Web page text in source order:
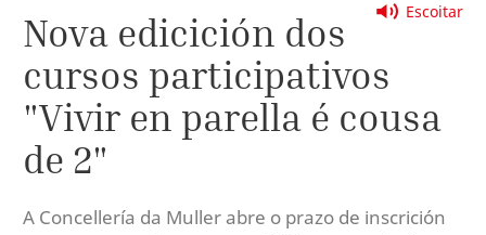
Escoitar
Nova edicición dos
cursos participativos
"Vivir en parella é cousa
de 2"
A Concellería da Muller abre o prazo de inscrición